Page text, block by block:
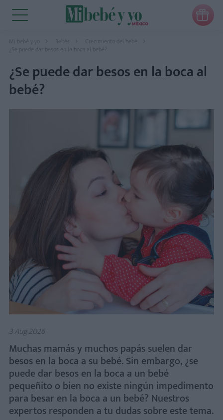

Mi bebé y yo Bebés
Crecimiento del bebé
¿Se puede dar besos en la boca al
bebé?
3 Aug 2026
Muchas mamás y muchos papás suelen dar
besos en la boca a su bebé. Sin embargo, ¿se
puede dar besos en la boca a un bebé
pequeñito o bien no existe ningún impedimento
para besar en la boca a un bebé? Nuestros
expertos responden a tu dudas sobre este tema.